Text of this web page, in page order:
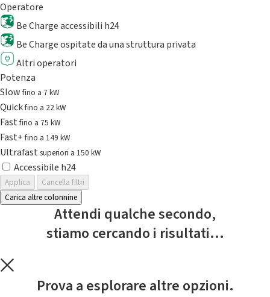
Operatore
Be Charge accessibili h24
Be Charge ospitate da una struttura privata
Altri operatori
Potenza
Slowfino a 7 kW
Quickfino a 22 kW
Fastfino a 75 kW
Fast+fino a 149 kW
Ultrafast superiori a 150 kW
Accessibile h24
Applica
Cancella filtri
Carica altre colonnine
Attendi qualche secondo,
stiamo cercando i risultati...
Prova a esplorare altre opzioni.